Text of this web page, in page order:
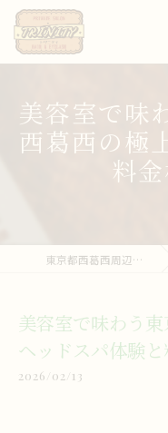
美容室で味
西葛西の極
料
東京都西葛西周辺の美容室ならprivate salon trinity
美容室で味わう
ヘッドスパ体験
2026/02/13